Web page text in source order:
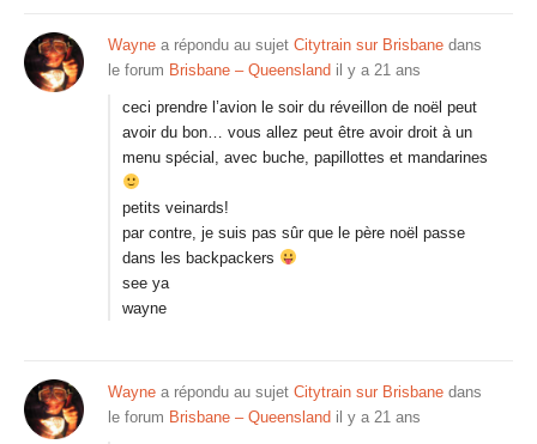
Wayne a répondu au sujet Citytrain sur Brisbane dans
le forum Brisbane – Queensland il y a 21 ans
ceci prendre l’avion le soir du réveillon de noël peut
avoir du bon… vous allez peut être avoir droit à un
menu spécial, avec buche, papillottes et mandarines
petits veinards!
par contre, je suis pas sûr que le père noël passe
dans les backpackers
see ya
wayne
Wayne a répondu au sujet Citytrain sur Brisbane dans
le forum Brisbane – Queensland il y a 21 ans